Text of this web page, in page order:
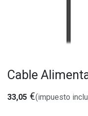
Cable
33,05 €(impuesto